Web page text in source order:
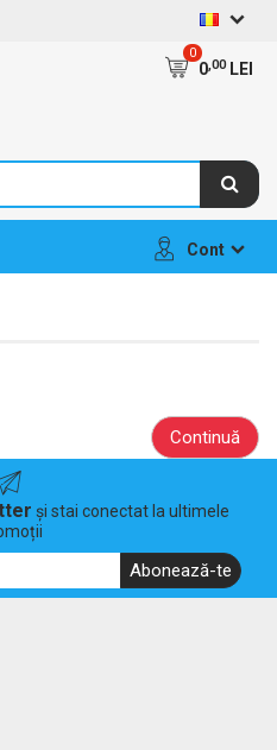
0
0,00LEI
Cont
Continuă
și stai conectat la ultimele
Abonează-te